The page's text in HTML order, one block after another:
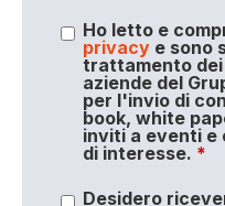
Ho letto e
privacye sono
trattamento
aziende del
per l'invio di
book, white
inviti a eventi e
di interesse. *
Desidero